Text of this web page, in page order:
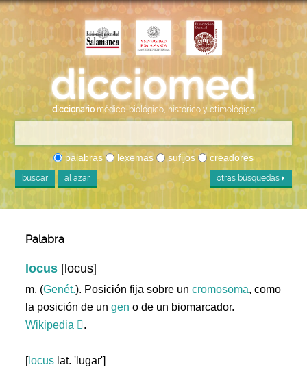
diccionario médico-biológico, histórico y etimológico
palabras lexemas sufijos creadores
buscar al azar otras búsquedas
Palabra
locus [locus]
m. (Genét.). Posición fija sobre uncromosoma, como
la posición de ungen o de un biomarcador.
Wikipedia
.
[locus lat. 'lugar']